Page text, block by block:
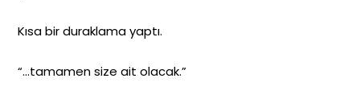
Kısa bir duraklama yaptı.
“…tamamen size ait olacak.”